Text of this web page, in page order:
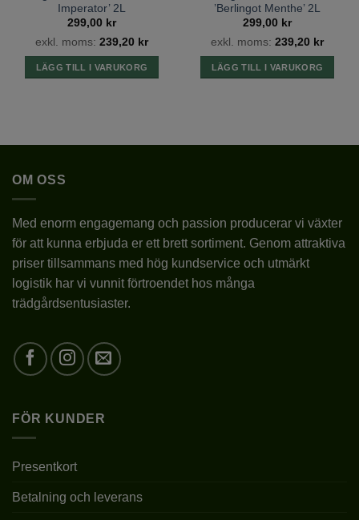
VÄXTZON
BLOMFÄRG ROSA
BLOMSTORLEK STORA
PLANTERINGSTID III-VI
10 CM UNDER
MARKYTAN
BESKÄRNING
FÖRVÄNTAD
FROSTTÅLIGHET
Imperator’ 2L
299,00 kr
exkl. moms: 239,20 kr
LÄGG TILL I VARUKORG
’Berlingot Menthe’ 2L
299,00 kr
exkl. moms: 239,20 kr
LÄGG TILL I VARUKORG
OM OSS
Med enorm engagemang och passion producerar vi växter
för att kunna erbjuda er ett brett sortiment. Genom attraktiva
priser tillsammans med hög kundservice och utmärkt
logistik har vi vunnit förtroendet hos många
trädgårdsentusiaster.
FÖR KUNDER
Presentkort
Betalning och leverans